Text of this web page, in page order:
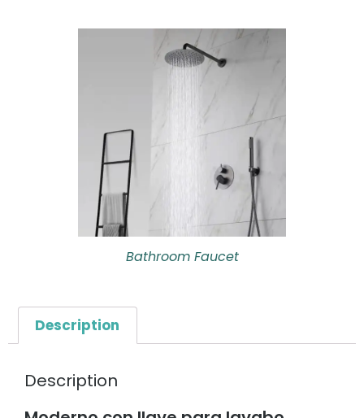
Bathroom Faucet
Description
Description